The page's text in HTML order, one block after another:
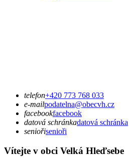
telefon+420 773 768 033
e-mailpodatelna@obecvh.cz
facebookfacebook
datová schránkadatová schránka
seniořisenioři
Vítejte v obci Velká Hleďsebe